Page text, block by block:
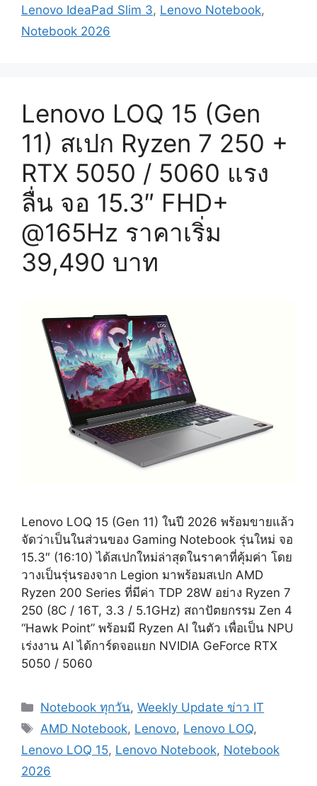
Lenovo IdeaPad Slim 3, Lenovo Notebook,
Notebook 2026
Lenovo LOQ 15 (Gen
11) สเปก Ryzen 7 250 +
RTX 5050 / 5060 แรง
ลื่น จอ 15.3″ FHD+
@165Hz ราคาเริ่ม
39,490 บาท
Lenovo LOQ 15 (Gen 11) ในปี 2026 พร้อมขายแล้ว
จัดว่าเป็นในส่วนของ Gaming Notebook รุ่นใหม่ จอ
15.3″ (16:10) ได้สเปกใหม่ล่าสุดในราคาที่คุ้มค่า โดย
วางเป็นรุ่นรองจาก Legion มาพร้อมสเปก AMD
Ryzen 200 Series ที่มีค่า TDP 28W อย่าง Ryzen 7
250 (8C / 16T, 3.3 / 5.1GHz) สถาปัตยกรรม Zen 4
“Hawk Point” พร้อมมี Ryzen AI ในตัว เพื่อเป็น NPU
เร่งงาน AI ได้การ์ดจอแยก NVIDIA GeForce RTX
5050 / 5060
Categories
Notebook ทุกวัน,Weekly Update ข่าว IT
Tags
AMD Notebook, Lenovo, Lenovo LOQ,
Lenovo LOQ 15, Lenovo Notebook, Notebook
2026